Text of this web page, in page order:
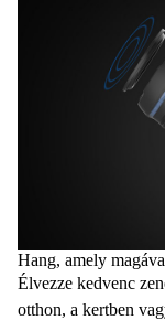
Hang, amely
Élvezze kedvenc
otthon, a kertben